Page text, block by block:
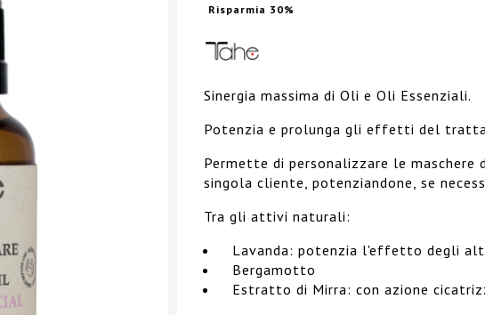
Risparmia 30%
Sinergia massima di Oli e Oli Essenziali.
Potenzia e prolunga gli effetti del
Permette di personalizzare le maschere
singola cliente, potenziandone, se
Tra gli attivi naturali:
Lavanda: potenzia l'effetto degli
Bergamotto
Estratto di Mirra: con azione